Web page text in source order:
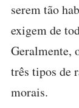
serem tão
exigem de
Geralmente,
três tipos de
morais.